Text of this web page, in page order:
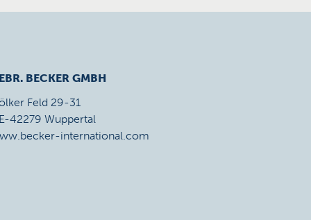
BECKER GMBH
Feld 29-31
42279 Wuppertal
international.com